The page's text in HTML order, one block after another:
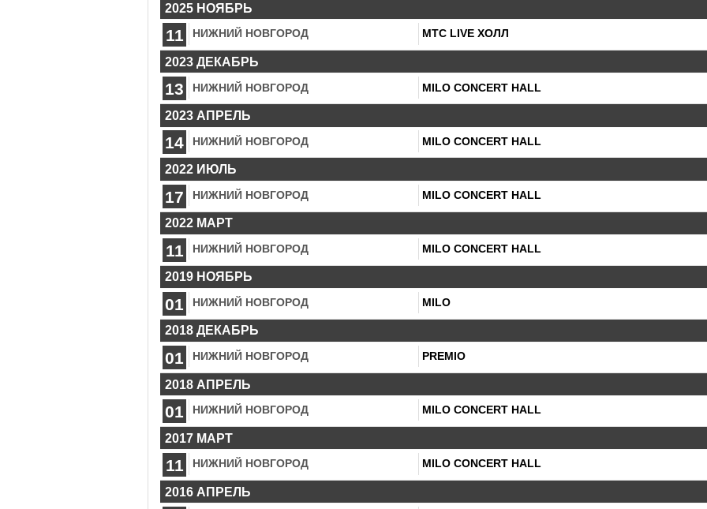
2025 НОЯБРЬ
11 НИЖНИЙ НОВГОРОД МТС LIVE ХОЛЛ
2023 ДЕКАБРЬ
13 НИЖНИЙ НОВГОРОД MILO CONCERT HALL
2023 АПРЕЛЬ
14 НИЖНИЙ НОВГОРОД MILO CONCERT HALL
2022 ИЮЛЬ
17 НИЖНИЙ НОВГОРОД MILO CONCERT HALL
2022 МАРТ
11 НИЖНИЙ НОВГОРОД MILO CONCERT HALL
2019 НОЯБРЬ
01 НИЖНИЙ НОВГОРОД MILO
2018 ДЕКАБРЬ
01 НИЖНИЙ НОВГОРОД PREMIO
2018 АПРЕЛЬ
01 НИЖНИЙ НОВГОРОД MILO CONCERT HALL
2017 МАРТ
11 НИЖНИЙ НОВГОРОД MILO CONCERT HALL
2016 АПРЕЛЬ